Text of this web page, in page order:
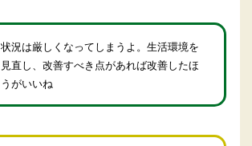
状況は厳しくなってしまうよ。生活環境を
見直し、改善すべき点があれば改善したほ
うがいいね